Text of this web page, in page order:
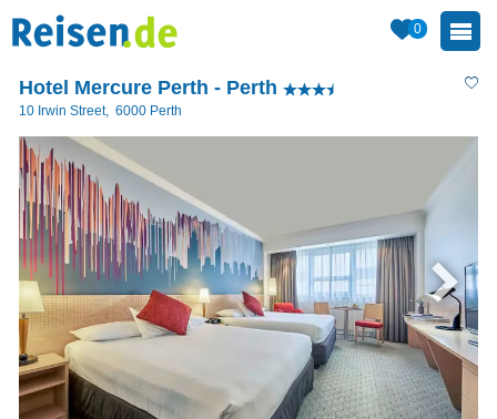
0
Hotel Mercure Perth - Perth
10 Irwin Street, 6000 Perth